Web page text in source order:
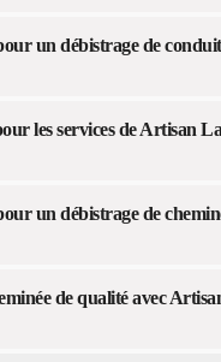
un débistrage de
les services de Artisan
un débistrage de
de qualité avec